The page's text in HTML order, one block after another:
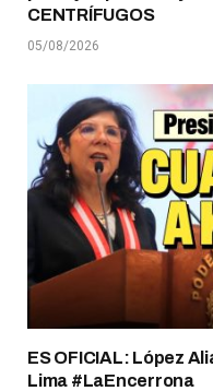
CENTRÍFUGOS
05/08/2026
ES OFICIAL: López
Lima #LaEncerrona